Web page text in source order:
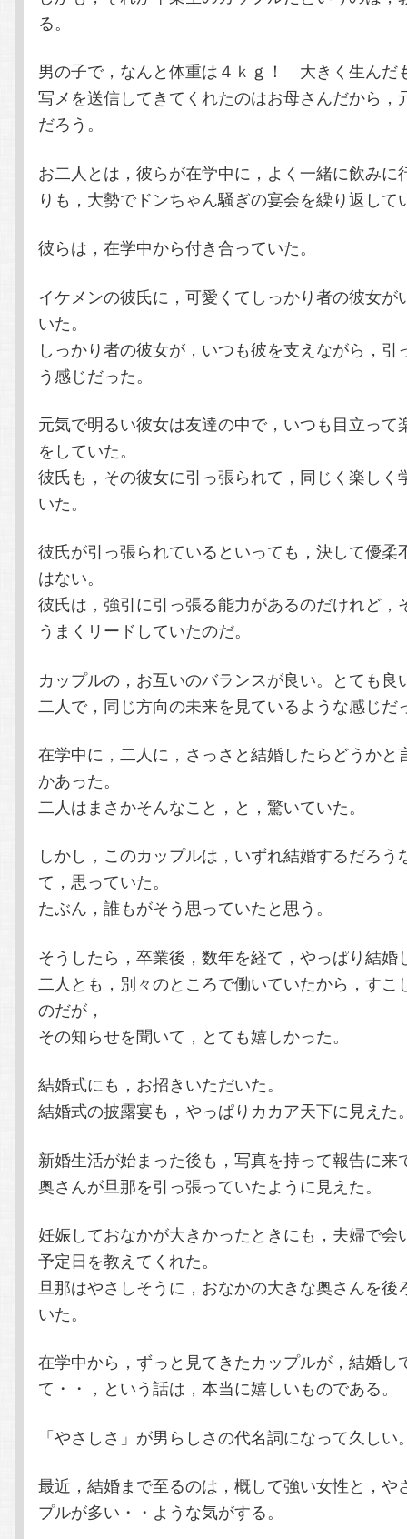
る。
男の子で，なんと体重は４ｋｇ！ 大きく生んだ
写メを送信してきてくれたのはお母さんだから，
だろう。
お二人とは，彼らが在学中に，よく一緒に飲みに
りも，大勢でドンちゃん騒ぎの宴会を繰り返して
彼らは，在学中から付き合っていた。
イケメンの彼氏に，可愛くてしっかり者の彼女が
いた。
しっかり者の彼女が，いつも彼を支えながら，引
う感じだった。
元気で明るい彼女は友達の中で，いつも目立って
をしていた。
彼氏も，その彼女に引っ張られて，同じく楽しく
いた。
彼氏が引っ張られているといっても，決して優柔
はない。
彼氏は，強引に引っ張る能力があるのだけれど，
うまくリードしていたのだ。
カップルの，お互いのバランスが良い。とても良
二人で，同じ方向の未来を見ているような感じだ
在学中に，二人に，さっさと結婚したらどうかと
かあった。
二人はまさかそんなこと，と，驚いていた。
しかし，このカップルは，いずれ結婚するだろう
て，思っていた。
たぶん，誰もがそう思っていたと思う。
そうしたら，卒業後，数年を経て，やっぱり結婚
二人とも，別々のところで働いていたから，すこ
のだが，
その知らせを聞いて，とても嬉しかった。
結婚式にも，お招きいただいた。
結婚式の披露宴も，やっぱりカカア天下に見えた
新婚生活が始まった後も，写真を持って報告に来
奥さんが旦那を引っ張っていたように見えた。
妊娠しておなかが大きかったときにも，夫婦で会
予定日を教えてくれた。
旦那はやさしそうに，おなかの大きな奥さんを後
いた。
在学中から，ずっと見てきたカップルが，結婚し
て・・，という話は，本当に嬉しいものである。
「やさしさ」が男らしさの代名詞になって久しい
最近，結婚まで至るのは，概して強い女性と，や
プルが多い・・ような気がする。